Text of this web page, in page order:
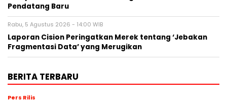
Pendatang Baru
Rabu, 5 Agustus 2026 - 14:00 WIB
Laporan Cision Peringatkan Merek tentang ‘Jebakan
Fragmentasi Data’ yang Merugikan
BERITA TERBARU
Pers Rilis